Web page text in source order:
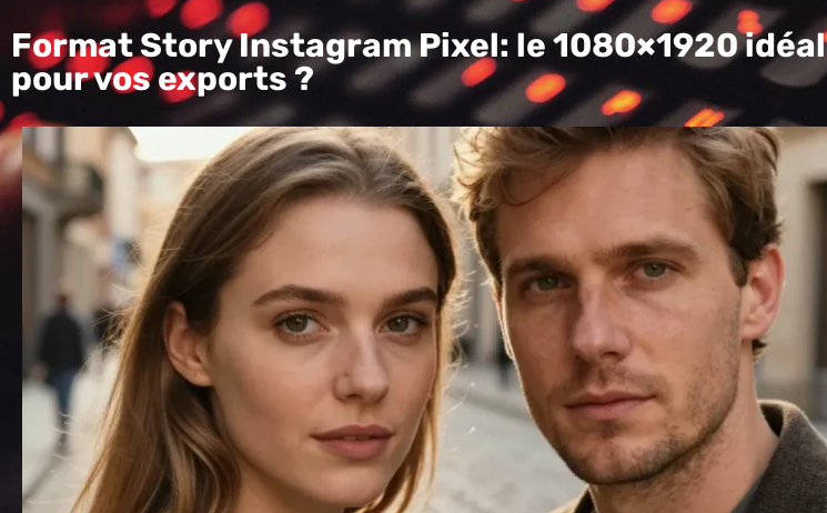
Format Story Instagram Pixel: le 1080×1920 idéal
pour vos exports ?